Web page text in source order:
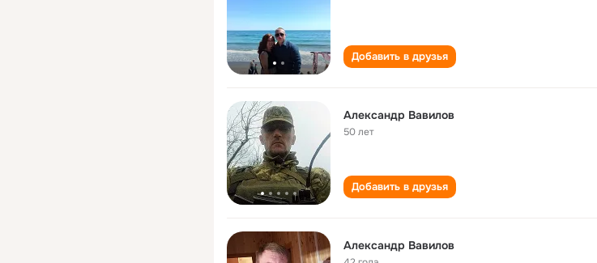
Добавить в друзья
Александр Вавилов
50 лет
Добавить в друзья
Александр Вавилов